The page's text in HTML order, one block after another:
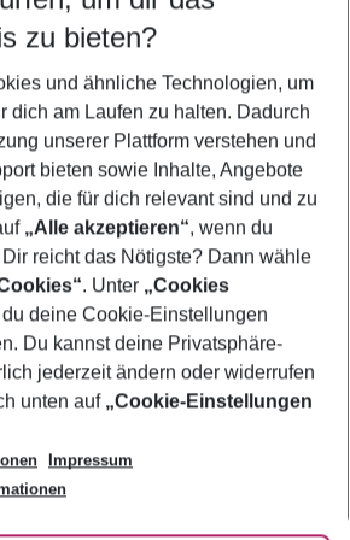
5-8 Nächte
Kinder
Filter anzeigen
ändern
zu bieten?
und ähnliche Technologien, um
dich am Laufen zu halten. Dadurch
unserer Plattform verstehen und
bieten sowie Inhalte, Angebote
die für dich relevant sind und zu
„Alle akzeptieren“, wenn du
reicht das Nötigste? Dann wähle
. Unter „Cookies
deine Cookie-Einstellungen
Du kannst deine Privatsphäre-
jederzeit ändern oder widerrufen
unten auf „Cookie-Einstellungen
Impressum